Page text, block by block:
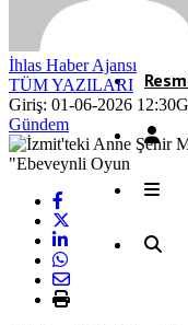
İhlas Haber Ajansı
TÜM YAZILARI
Giriş: 01-06-2026 12:30
Gündem